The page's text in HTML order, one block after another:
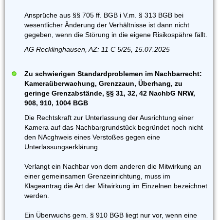
Ansprüche aus §§ 705 ff. BGB i V.m. § 313 BGB bei
wesentlicher Änderung der Verhältnisse ist dann nicht
gegeben, wenn die Störung in die eigene Risikospähre fällt.
AG Recklinghausen, AZ: 11 C 5/25, 15.07.2025
Zu schwierigen Standardproblemen im Nachbarrecht:
Kameraüberwachung, Grenzzaun, Überhang, zu
geringe Grenzabstände, §§ 31, 32, 42 NachbG NRW,
908, 910, 1004 BGB
Die Rechtskraft zur Unterlassung der Ausrichtung einer
Kamera auf das Nachbargrundstück begründet noch nicht
den NAcghweis eines Verstoßes gegen eine
Unterlassungserklärung.
Verlangt ein Nachbar von dem anderen die Mitwirkung an
einer gemeinsamen Grenzeinrichtung, muss im
Klageantrag die Art der Mitwirkung im Einzelnen bezeichnet
werden.
Ein Überwuchs gem. § 910 BGB liegt nur vor, wenn eine